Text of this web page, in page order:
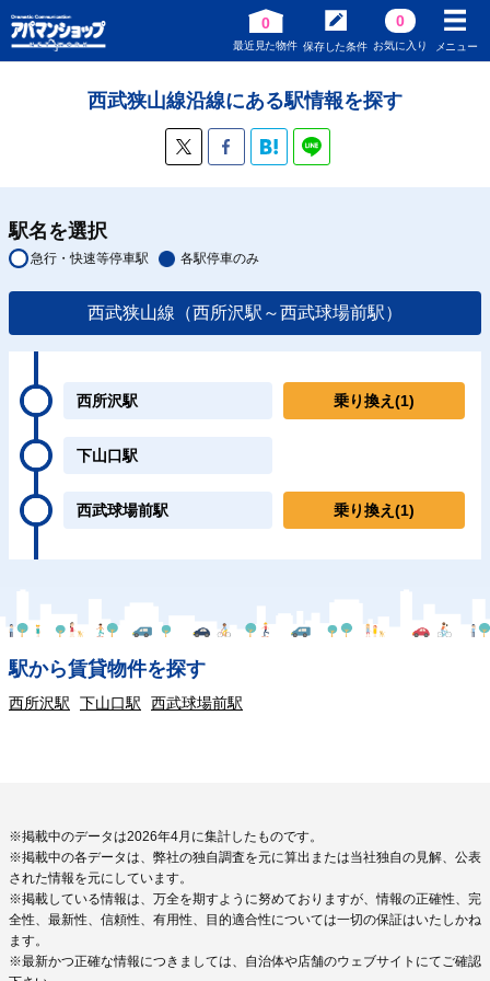
0
最近見た物件 保存した条件
0
お気に入り メニュー
西武狭山線沿線にある駅情報を探す
駅名を選択
急行・快速等停車駅 各駅停車のみ
西武狭山線（西所沢駅～西武球場前駅）
西所沢駅 乗り換え (1)
下山口駅
西武球場前駅 乗り換え (1)
駅から賃貸物件を探す
西所沢駅 下山口駅 西武球場前駅
※掲載中のデータは2026年4月に集計したものです。
※掲載中の各データは、弊社の独自調査を元に算出または当社独自の見解、公表
された情報を元にしています。
※掲載している情報は、万全を期すように努めておりますが、情報の正確性、完
全性、最新性、信頼性、有用性、目的適合性については一切の保証はいたしかね
ます。
※最新かつ正確な情報につきましては、自治体や店舗のウェブサイトにてご確認